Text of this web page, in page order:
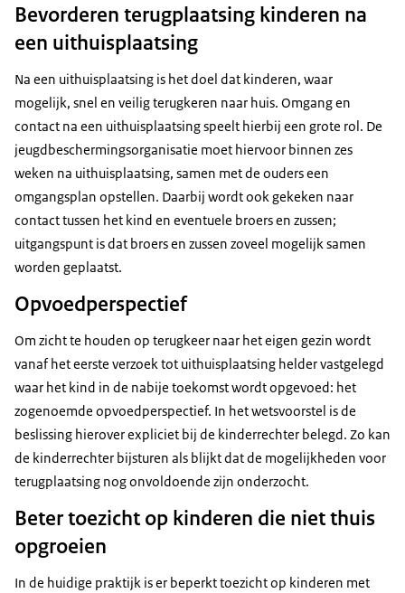
Bevorderen terugplaatsing kinderen na
een uithuisplaatsing
Na een uithuisplaatsing is het doel dat kinderen, waar
mogelijk, snel en veilig terugkeren naar huis. Omgang en
contact na een uithuisplaatsing speelt hierbij een grote rol. De
jeugdbeschermingsorganisatie moet hiervoor binnen zes
weken na uithuisplaatsing, samen met de ouders een
omgangsplan opstellen. Daarbij wordt ook gekeken naar
contact tussen het kind en eventuele broers en zussen;
uitgangspunt is dat broers en zussen zoveel mogelijk samen
worden geplaatst.
Opvoedperspectief
Om zicht te houden op terugkeer naar het eigen gezin wordt
vanaf het eerste verzoek tot uithuisplaatsing helder vastgelegd
waar het kind in de nabije toekomst wordt opgevoed: het
zogenoemde opvoedperspectief. In het wetsvoorstel is de
beslissing hierover expliciet bij de kinderrechter belegd. Zo kan
de kinderrechter bijsturen als blijkt dat de mogelijkheden voor
terugplaatsing nog onvoldoende zijn onderzocht.
Beter toezicht op kinderen die niet thuis
opgroeien
In de huidige praktijk is er beperkt toezicht op kinderen met